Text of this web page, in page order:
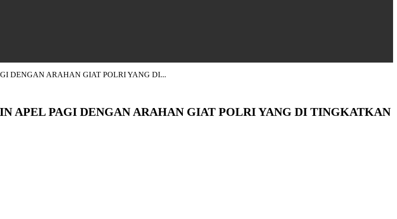
DENGAN ARAHAN GIAT POLRI YANG DI...
APEL PAGI DENGAN ARAHAN GIAT POLRI YANG DI TINGKATKAN